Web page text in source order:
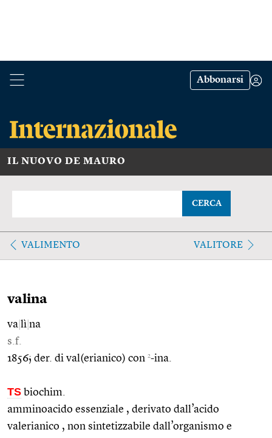
Abbonarsi
IL NUOVO DE MAURO
CERCA
VALIMENTO VALITORE
valina
va lì na
s.f.
1856; der. di val(erianico) con 2-ina.
TS biochim.
amminoacido essenziale , derivato dall’acido
valerianico , non sintetizzabile dall’organismo e